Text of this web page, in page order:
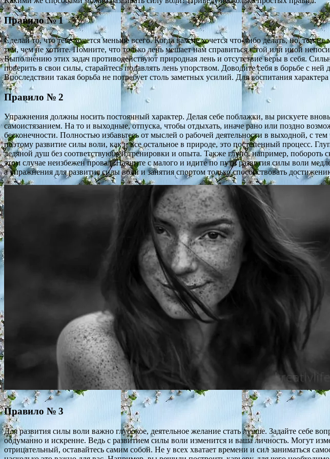
Правило № 1
Сделай то, что тебе хочется меньше всего. Когда вам не хочется что-либо делать, но, тем
тем, чем не хотите. Помните, что только лень мешает нам справиться с той или иной
Выполнению этих задач противодействуют природная лень и отсутствие веры в себя.
поверить в свои силы, старайтесь подавлять лень упорством. Доводите себя в борьбе с
Впоследствии такая борьба не потребует столь заметных усилий. Для воспитания
Правило № 2
Упражнения должны носить постоянный характер. Делая себе поблажки, вы рискуете
самоистязанием. На то и выходные, отпуска, чтобы отдыхать, иначе рано или поздно
бесконечности. Полностью избавьтесь от мыслей о рабочей деятельности в выходной, с
поэтому развитие силы воли, как и все остальное в природе, это постепенный процесс.
ледяной душ без соответствующей тренировки и опыта. Также глупо, например, побороть
этом случае неизбежен провал. Начните с малого и идите по пути развития силы воли
а упражнения для развития силы воли и занятия спортом только способствовать
Правило № 3
Для развития силы воли важно глубокое, деятельное желание стать лучше. Задайте себе
обдуманно и искренне. Ведь с развитием силы воли изменится и ваша личность. Могут
отрицательный, оставайтесь самим собой. Не у всех хватает времени и сил заниматься